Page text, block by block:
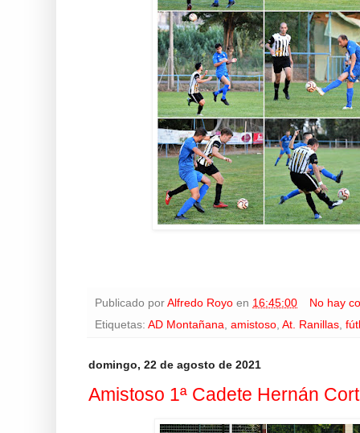
Publicado por Alfredo Royo en 16:45:00
No hay
Etiquetas: AD Montañana amistoso At. Ranillas
domingo, 22 de agosto de 2021
Amistoso 1ª Cadete Hernán